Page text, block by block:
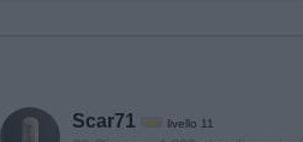
Scar71 livello 11